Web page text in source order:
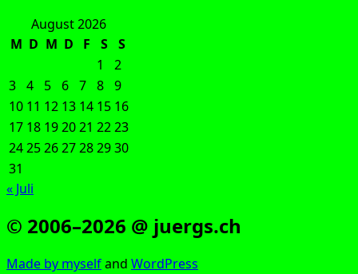
August 2026
M D M D F S
S
1
2
3 4 5 6 7 8 9
10 11 12 13 14 15 16
17 18 192021 2223
24252627282930
31
« Juli
© 2006–2026 @ juergs.ch
Made by mys­elfand Word­Press